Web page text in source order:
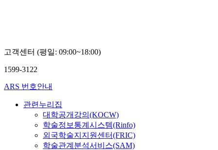
고객센터 (평일: 09:00~18:00)
1599-3122
ARS 번호안내
관련누리집
대학공개강의(KOCW)
학술정보통계시스템(Rinfo)
외국학술지지원센터(FRIC)
학술관계분석서비스(SAM)